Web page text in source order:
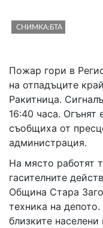
СНИМКА:БТА
Пожар гори в
на отпадъците
Ракитница.
16:40 часа. Огънят
съобщиха от
администрация.
На място работят
гасителните
Община Стара
техника на
близките населени